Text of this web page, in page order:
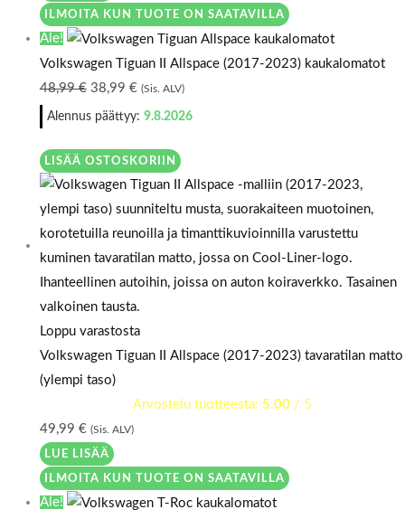
ILMOITA KUN TUOTE ON SAATAVILLA
Ale!
Volkswagen Tiguan II Allspace (2017-2023) kaukalomatot
48,99€ 38,99 € (Sis. ALV)
Alennus päättyy: 9.8.2026
LISÄÄ OSTOSKORIIN
Loppu varastosta
Volkswagen Tiguan II Allspace (2017-2023) tavaratilan matto
(ylempi taso)
Arvostelu tuotteesta: 5.00/ 5
49,99 € (Sis. ALV)
LUE LISÄÄ
ILMOITA KUN TUOTE ON SAATAVILLA
Ale!